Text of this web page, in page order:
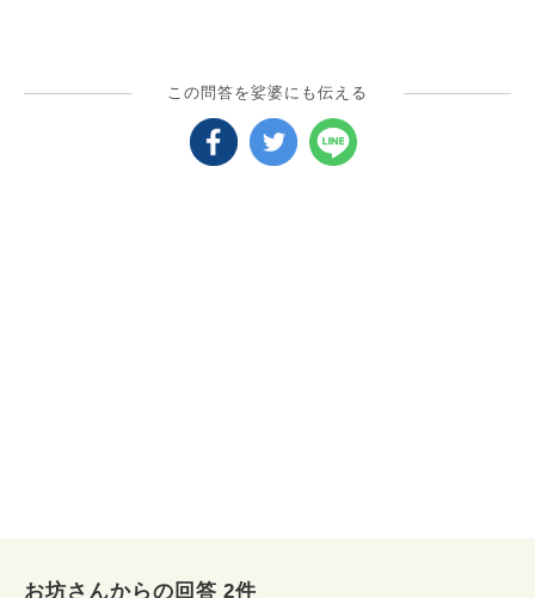
この問答を娑婆にも伝える
お坊さんからの回答 2件